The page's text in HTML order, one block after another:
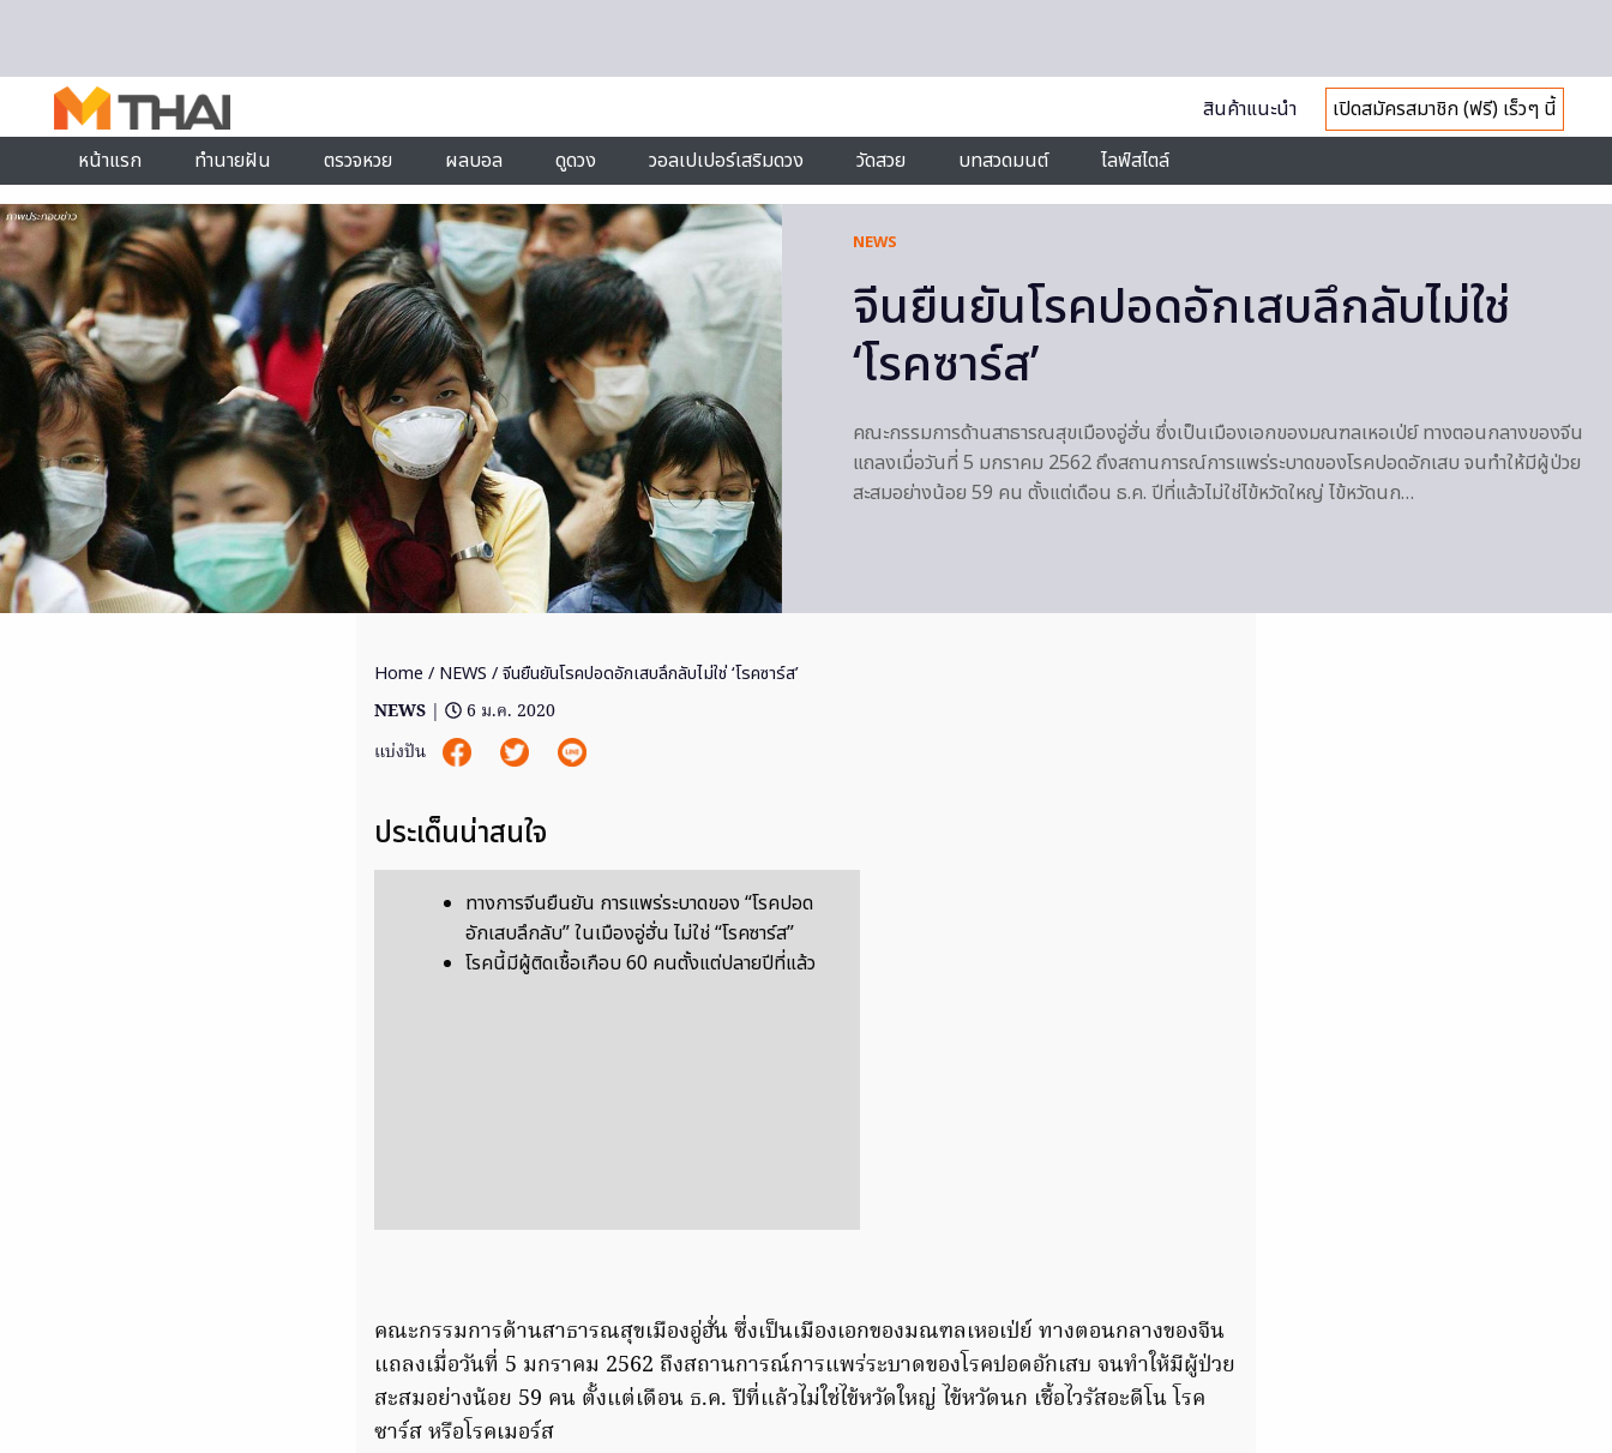
สินค้าแนะนำ
เปิดสมัครสมาชิก (ฟรี) เร็วๆ นี้
หน้าแรก
ทำนายฝัน ตรวจหวย ผลบอล ดูดวง วอลเปเปอร์เสริมดวง วัดสวย บทสวดมนต์ ไลฟ์สไตล์
NEWS
จีนยืนยันโรคปอดอักเสบลึกลับไม่ใช่
‘โรคซาร์ส’
คณะกรรมการด้านสาธารณสุขเมืองอู่ฮั่น ซึ่งเป็นเมืองเอกของมณฑลเหอเป่ย์ ทางตอนกลางของจีน
แถลงเมื่อวันที่ 5 มกราคม 2562 ถึงสถานการณ์การแพร่ระบาดของโรคปอดอักเสบ จนทำให้มีผู้ป่วย
สะสมอย่างน้อย 59 คน ตั้งแต่เดือน ธ.ค. ปีที่แล้วไม่ใช่ไข้หวัดใหญ่ ไข้หวัดนก…
Home / NEWS / จีนยืนยันโรคปอดอักเสบลึกลับไม่ใช่ ‘โรคซาร์ส’
NEWS |
6 ม.ค. 2020
แบ่งปัน
ประเด็นน่าสนใจ
ทางการจีนยืนยัน การแพร่ระบาดของ “โรคปอด
อักเสบลึกลับ” ในเมืองอู่ฮั่น ไม่ใช่ “โรคซาร์ส”
โรคนี้มีผู้ติดเชื้อเกือบ 60 คนตั้งแต่ปลายปีที่แล้ว
คณะกรรมการด้านสาธารณสุขเมืองอู่ฮั่น ซึ่งเป็นเมืองเอกของมณฑลเหอเป่ย์ ทางตอนกลางของจีน
แถลงเมื่อวันที่ 5 มกราคม 2562 ถึงสถานการณ์การแพร่ระบาดของโรคปอดอักเสบ จนทำให้มีผู้ป่วย
สะสมอย่างน้อย 59 คน ตั้งแต่เดือน ธ.ค. ปีที่แล้วไม่ใช่ไข้หวัดใหญ่ ไข้หวัดนก เชื้อไวรัสอะดีโน โรค
ซาร์ส หรือโรคเมอร์ส